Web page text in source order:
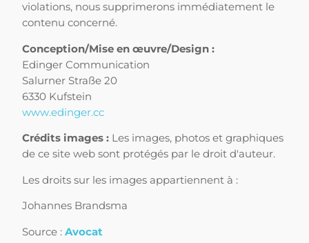
violations, nous supprimerons immédiatement le
contenu concerné.
Conception/Mise en œuvre/Design :
Edinger Communication
Salurner Straße 20
6330 Kufstein
www.edinger.cc
Crédits images : Les images, photos et graphiques
de ce site web sont protégés par le droit d'auteur.
Les droits sur les images appartiennent à :
Johannes Brandsma
Source : Avocat